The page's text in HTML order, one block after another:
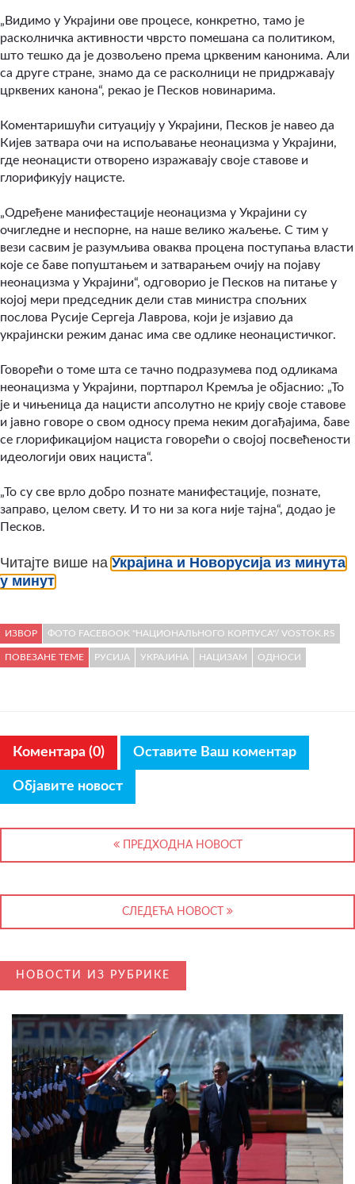
„Видимо у Украјини ове процесе, конкретно, тамо је
расколничка активности чврсто помешана са политиком,
што тешко да је дозвољено према црквеним канонима. Али
са друге стране, знамо да се расколници не придржавају
црквених канона“, рекао је Песков новинарима.
Коментаришући ситуацију у Украјини, Песков је навео да
Кијев затвара очи на испољавање неонацизма у Украјини,
где неонацисти отворено изражавају своје ставове и
глорификују нацисте.
„Одређене манифестације неонацизма у Украјини су
очигледне и неспорне, на наше велико жаљење. С тим у
вези сасвим је разумљива оваква процена поступања власти
које се баве попуштањем и затварањем очију на појаву
неонацизма у Украјини“, одговорио је Песков на питање у
којој мери председник дели став министра спољних
послова Русије Сергеја Лаврова, који је изјавио да
украјински режим данас има све одлике неонацистичког.
Говорећи о томе шта се тачно подразумева под одликама
неонацизма у Украјини, портпарол Кремља је објаснио: „То
је и чињеница да нацисти апсолутно не крију своје ставове
и јавно говоре о свом односу према неким догађајима, баве
се глорификацијом нациста говорећи о својој посвећености
идеологији ових нациста“.
„То су све врло добро познате манифестације, познате,
заправо, целом свету. И то ни за кога није тајна“, додао је
Песков.
Читајте више наУкрајина и Новорусија из минута
у минут
ИЗВОР ФОТО FACEBOOK "НАЦИОНАЛЬНОГО КОРПУСА"/ VOSTOK.RS
ПОВЕЗАНЕ ТЕМЕ РУСИЈА УКРАЈИНА НАЦИЗАМ ОДНОСИ
Коментара (0) Оставите Ваш коментар
Објавите новост
ПРЕДХОДНА НОВОСТ
СЛЕДЕЋА НОВОСТ
НОВОСТИ ИЗ РУБРИКЕ